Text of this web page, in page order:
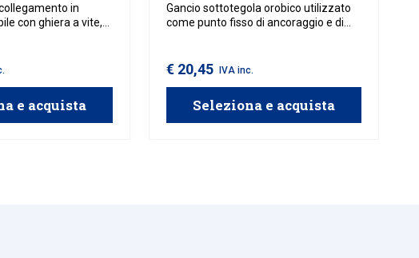
in
con ghiera a vite,
è necessario
carichi di rottura.
e acquista
Gancio sottotegola orobico utilizzato
come punto fisso di ancoraggio e di
€ 20,45 IVA inc.
Seleziona e acquista